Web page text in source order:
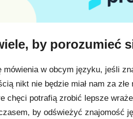
by porozumieć
mówienia w obcym języku, jeśli
nikt nie będzie miał nam za
chęci potrafią zrobić lepsze
by odświeżyć znajomość